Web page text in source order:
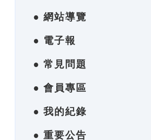
● 網站導覽
● 電子報
● 常見問題
● 會員專區
● 我的紀錄
● 重要公告